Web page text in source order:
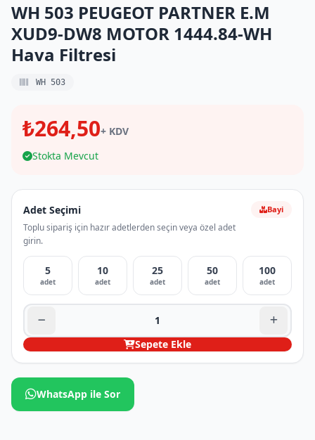
WH 503 PEUGEOT PARTNER E.M
XUD9-DW8 MOTOR 1444.84-WH
Hava Filtresi
WH 503
₺264,50+ KDV
Stokta Mevcut
Adet Seçimi
Toplu sipariş için hazır adetlerden seçin veya özel adet
girin.
Bayi
5
adet
10
adet
25
adet
50
adet
100
adet
Sepete Ekle
WhatsApp ile Sor